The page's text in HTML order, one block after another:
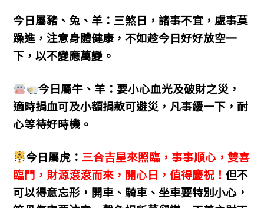
今日屬豬、兔、羊：三煞日，諸事不宜，處事莫
躁進，注意身體健康，不如趁今日好好放空一
下，以不變應萬變。
今日屬牛、羊：要小心血光及破財之災，
適時捐血可及小額捐款可避災，凡事緩一下，耐
心等待好時機。
今日屬虎： 三合吉星來照臨，事事順心，雙喜
臨門，財源滾滾而來，開心日，值得慶祝！但不
可以得意忘形，開車、騎車、坐車要特別小心，